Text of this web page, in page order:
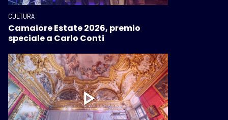
CULTURA
Camaiore Estate 2026, premio
speciale a Carlo Conti